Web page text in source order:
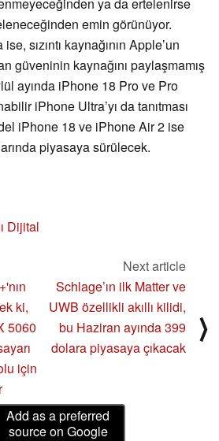
ya da ertelenirse
emin görünüyor.
sızıntı kaynağının Apple’un
güveninin kaynağını paylaşmamış
ayında iPhone 18 Pro ve Pro
iPhone Ultra’yı da tanıtması
iPhone 18 ve iPhone Air 2 ise
piyasaya sürülecek.
Dijital
ki,
5060
için
Next article
Schlage’ın ilk Matter ve
UWB özellikli akıllı kilidi,
bu Haziran ayında 399
dolara piyasaya çıkacak
⟩
Add as a preferred
source on Google